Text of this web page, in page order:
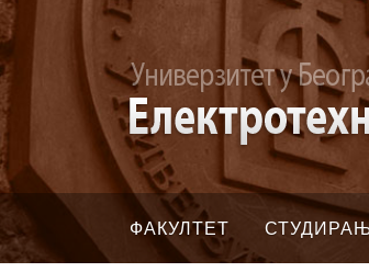
ФАКУЛТЕТ